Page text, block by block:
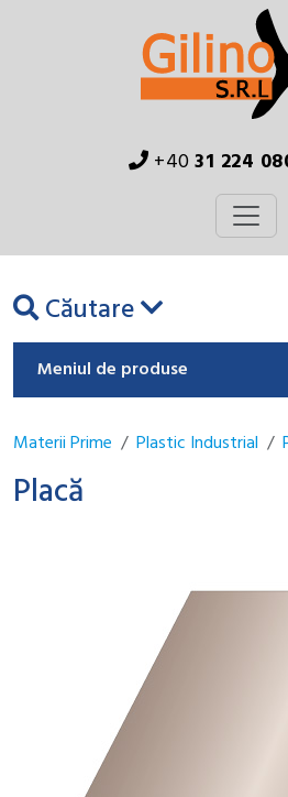
+4031 224
Căutare
Meniul de produse
Materii Prime Plastic Industrial
Placă